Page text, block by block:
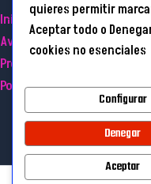
Inicio
Aviso Legal
Protección de datos
Política de cookies
quieres permitir
Aceptar todo o
cookies no esenciales
Configurar
Denegar
Aceptar